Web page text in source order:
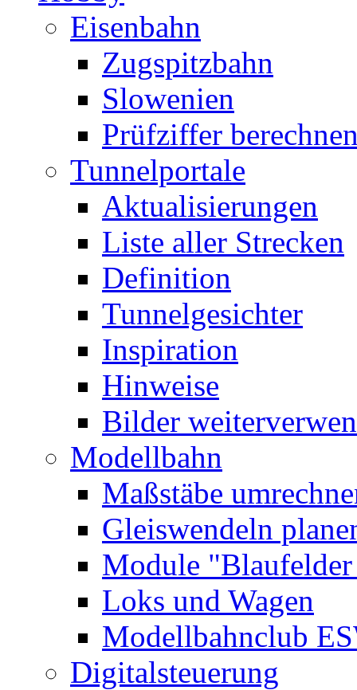
Eisenbahn
Zugspitzbahn
Slowenien
Prüfziffer
Tunnelportale
Aktualisierungen
Liste aller Strecken
Definition
Tunnelgesichter
Inspiration
Hinweise
Bilder
Modellbahn
Maßstäbe
Gleiswendeln
Module
Loks und Wagen
Modellbahnclub
Digitalsteuerung